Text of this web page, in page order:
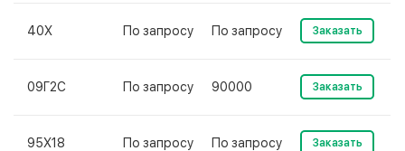
40Х По запросу По запросу Заказать
09Г2С По запросу 90000 Заказать
95Х18 По запросу По запросу Заказать